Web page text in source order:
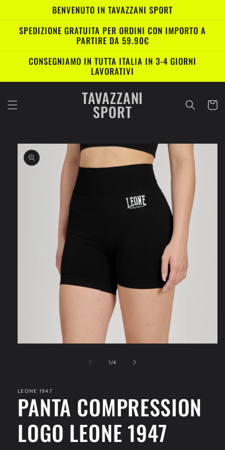
direttamenteBENVENUTO IN TAVAZZANI SPORT
SPEDIZIONE GRATUITA PER ORDINI CON IMPORTO A
PARTIRE DA 59.90€
CONSEGNIAMO IN TUTTA ITALIA IN 3-4 GIORNI
LAVORATIVI
TAVAZZANI
SPORT Carrello
Passa alle
informazioni
sul prodotto
modale
1 /su
4
LEONE 1947
PANTA COMPRESSION
LOGO LEONE 1947